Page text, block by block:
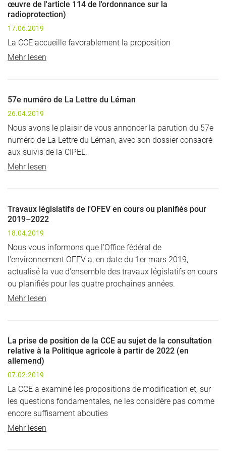
œuvre de l'article 114 de l'ordonnance sur la
radioprotection)
17.06.2019
La CCE accueille favorablement la proposition
Mehr lesen
57e numéro de La Lettre du Léman
26.04.2019
Nous avons le plaisir de vous annoncer la parution du 57e
numéro de La Lettre du Léman, avec son dossier consacré
aux suivis de la CIPEL.
Mehr lesen
Travaux législatifs de l'OFEV en cours ou planifiés pour
2019–2022
18.04.2019
Nous vous informons que l'Office fédéral de
l'environnement OFEV a, en date du 1er mars 2019,
actualisé la vue d'ensemble des travaux législatifs en cours
ou planifiés pour les quatre prochaines années.
Mehr lesen
La prise de position de la CCE au sujet de la consultation
relative à la Politique agricole à partir de 2022 (en
allemend)
07.02.2019
La CCE a examiné les propositions de modification et, sur
les questions fondamentales, ne les considère pas comme
encore suffisament abouties
Mehr lesen